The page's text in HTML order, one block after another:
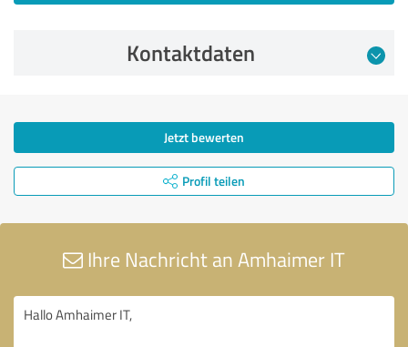
Kontaktdaten
Jetzt bewerten
Profil teilen
Ihre Nachricht an Amhaimer IT